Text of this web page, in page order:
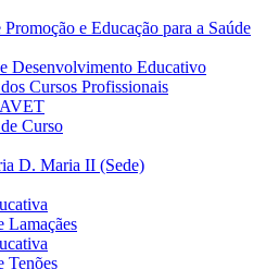
e Educação para a Saúde
Desenvolvimento Educativo
Cursos Profissionais
Curso
D. Maria II (Sede)
Lamaçães
Tenões